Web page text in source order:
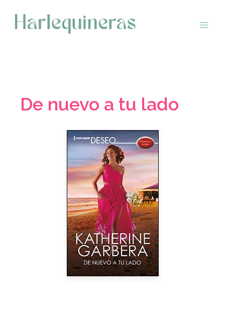
contenido
De nuevo a tu lado